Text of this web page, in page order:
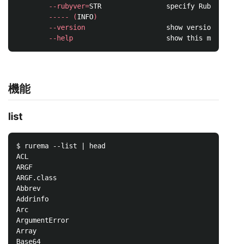
--rubyver=STR                specify Ruby
-----
(INFO)
--version
show version
--help
機能
list
$ rurema --list | head
ACL
ARGF
ARGF.class
Abbrev
Addrinfo
Arc
ArgumentError
Array
Base64